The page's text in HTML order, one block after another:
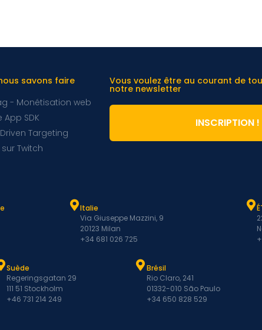
savons faire
- Monétisation web
App SDK
Targeting
Twitch
Vous voulez être au courant de
notre newsletter
INSCRIPTION !
Italie
Via Giuseppe Mazzini, 9
20123 Milan
+34 681 026 725
Suède
Regeringsgatan 29
111 51 Stockholm
+46 731 214 249
Brésil
Rio Claro, 241
01332-010 São Paulo
+34 650 828 529